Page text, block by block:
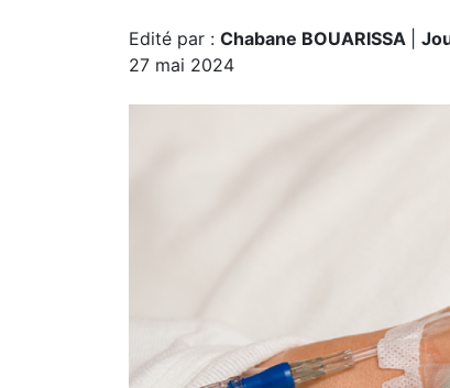
Edité par : Chabane BOUARISSA
27 mai 2024